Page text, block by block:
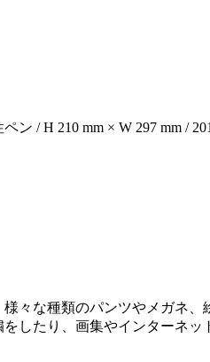
ン / H 210 mm × W 297 mm /
々な種類のパンツやメガネ
したり、画集やインターネ